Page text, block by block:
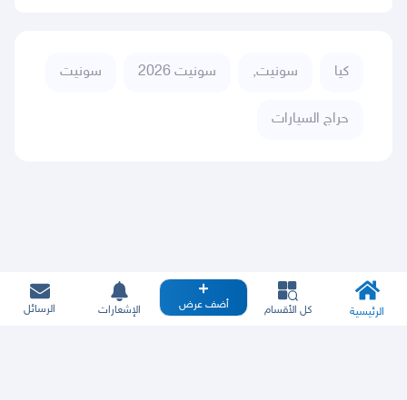
كيا سونيت, سونيت 2026 سونيت
حراج السيارات
الرئيسية كل الأقسام أضف عرض الإشعارات الرسائل